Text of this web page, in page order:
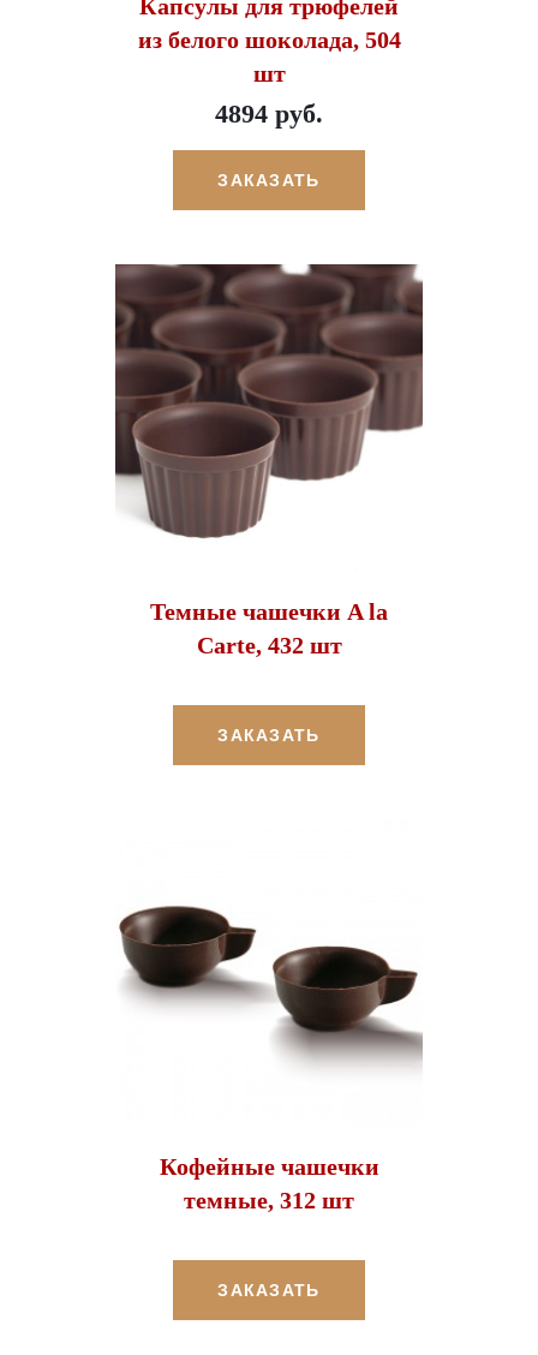
Капсулы для трюфелей
из белого шоколада, 504
шт
4894 руб.
ЗАКАЗАТЬ
Темные чашечки A la
Carte, 432 шт
ЗАКАЗАТЬ
Кофейные чашечки
темные, 312 шт
ЗАКАЗАТЬ